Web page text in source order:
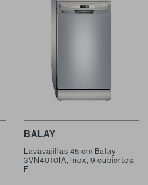
BALAY
Lavavajillas 45 cm Balay
3VN4010IA, Inox, 9 cubiertos,
F